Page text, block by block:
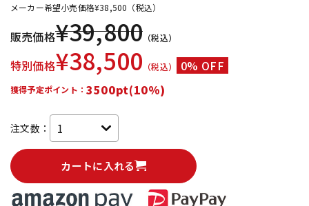
メーカー希望小売価格¥38,500 （税込）
販売価格¥39,800 （税込）
特別価格¥38,500 （税込） 0% OFF
獲得予定ポイント：3500pt(10%)
注文数：
カートに入れる